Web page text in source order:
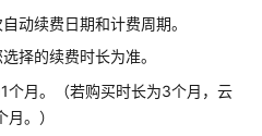
动续费日期和计费周期。
择的续费时长为准。
个月。（若购买时长为3个月，云
。）